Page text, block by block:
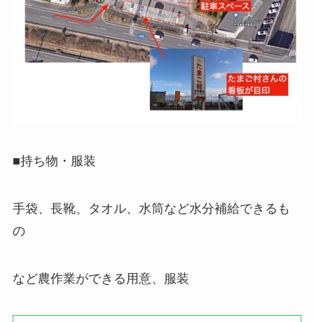
■持ち物・服装
手袋、長靴、タオル、水筒など水分補給できるも
の
など農作業ができる用意、服装